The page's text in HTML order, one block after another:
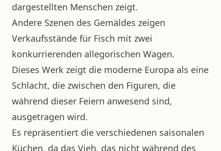
dargestellten Menschen zeigt.
Andere Szenen des Gemäldes zeigen
Verkaufsstände für Fisch mit zwei
konkurrierenden allegorischen Wagen.
Dieses Werk zeigt die moderne Europa als eine
Schlacht, die zwischen den Figuren, die
während dieser Feiern anwesend sind,
ausgetragen wird.
Es repräsentiert die verschiedenen saisonalen
Küchen, da das Vieh, das nicht während des